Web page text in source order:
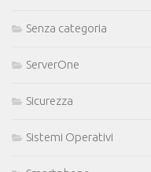
Senza categoria
ServerOne
Sicurezza
Sistemi Operativi